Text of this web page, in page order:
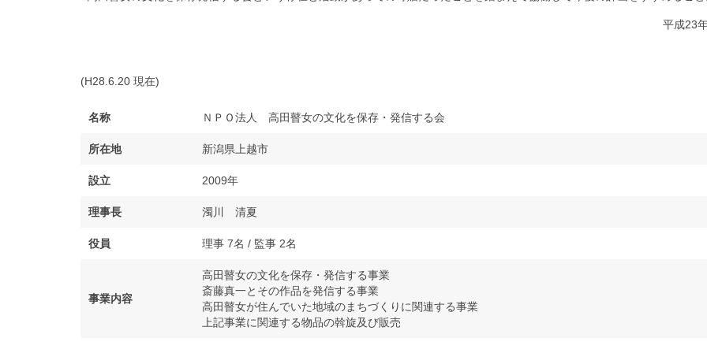
平成23年12
(H28.6.20 現在)
名称 ＮＰＯ法人 高田瞽女の文化を保存・発信する会
所在地 新潟県上越市
設立 2009年
理事長 濁川 清夏
役員 理事 7名 / 監事 2名
事業内容
高田瞽女の文化を保存・発信する事業
斎藤真一とその作品を発信する事業
高田瞽女が住んでいた地域のまちづくりに関連する事業
上記事業に関連する物品の斡旋及び販売